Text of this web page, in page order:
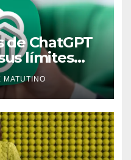
de ChatGPT
límites
es más
MATUTINO